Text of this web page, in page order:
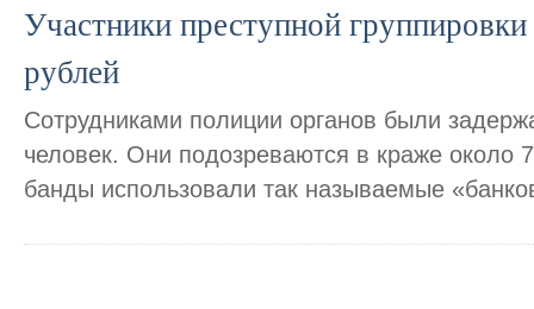
Участники преступной
рублей
Сотрудниками полиции органов были
человек. Они подозреваются в краже около
банды использовали так называемые